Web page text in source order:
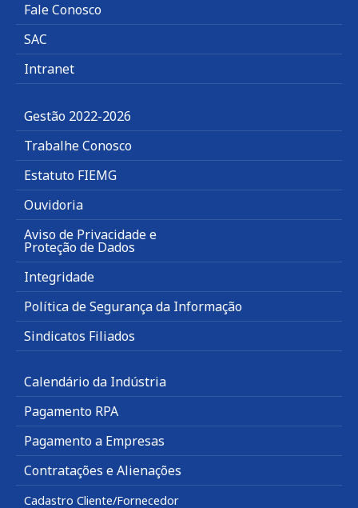
Fale Conosco
SAC
Intranet
Gestão 2022-2026
Trabalhe Conosco
Estatuto FIEMG
Ouvidoria
Aviso de Privacidade e
Proteção de Dados
Integridade
Política de Segurança da Informação
Sindicatos Filiados
Calendário da Indústria
Pagamento RPA
Pagamento a Empresas
Contratações e Alienações
Cadastro Cliente/Fornecedor